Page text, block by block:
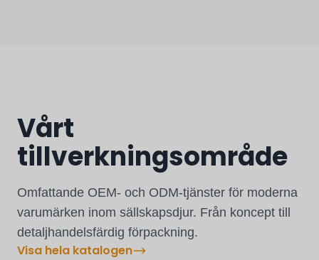
Vårt
tillverkningsområde
Omfattande OEM- och ODM-tjänster för moderna
varumärken inom sällskapsdjur. Från koncept till
detaljhandelsfärdig förpackning.
Visa hela katalogen